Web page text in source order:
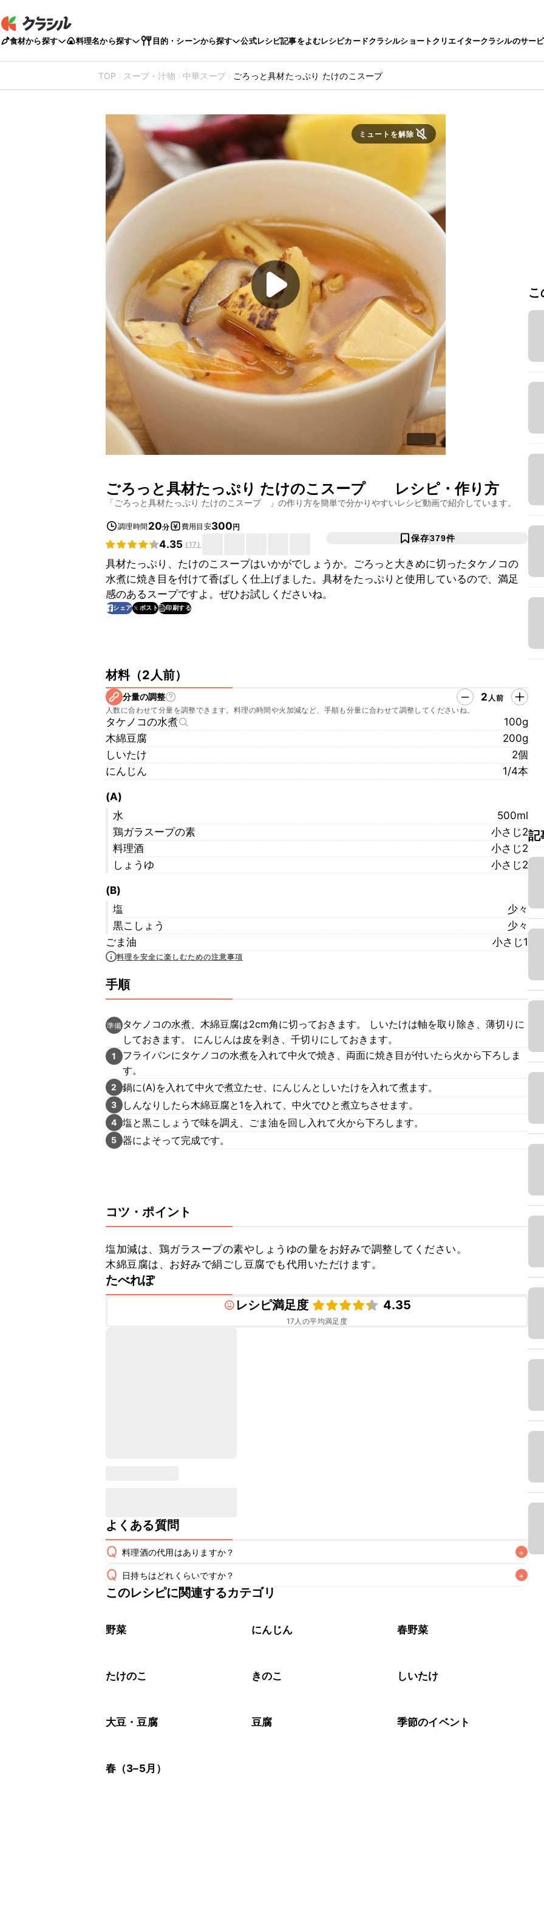
食材から探す 料理名から探す 目的・シーンから探す 公式レシピ記事をよむレシピカードクラシルショートクリエイタークラシルのサー
TOP スープ・汁物 中華スープ ごろっと具材たっぷり たけのこスープ
ミュートを解除
ごろっと具材たっぷり たけのこスープ レシピ・作り方
「ごろっと具材たっぷり たけのこスープ 」の作り方を簡単で分かりやすいレシピ動画で紹介しています。
調理時間 20分 費用目安300円
4.35 (17)
保存379件
具材たっぷり、たけのこスープはいかがでしょうか。ごろっと大きめに切ったタケノコの
水煮に焼き目を付けて香ばしく仕上げました。具材をたっぷりと使用しているので、満足
感のあるスープですよ。ぜひお試しくださいね。
シェア ポスト 印刷する
材料（2人前）
分量の調整 2 人前
人数に合わせて分量を調整できます。料理の時間や火加減など、手順も分量に合わせて調整してくださいね。
タケノコの水煮
100g
木綿豆腐
200g
しいたけ
2個
にんじん
1/4本
(A)
水
500ml
鶏ガラスープの素
小さじ2
料理酒
小さじ2
しょうゆ
小さじ2
(B)
塩
少々
黒こしょう
少々
ごま油
小さじ1
料理を安全に楽しむための注意事項
手順
準備 タケノコの水煮、木綿豆腐は2cm角に切っておきます。 しいたけは軸を取り除き、薄切りに
しておきます。 にんじんは皮を剥き、千切りにしておきます。
1
フライパンにタケノコの水煮を入れて中火で焼き、両面に焼き目が付いたら火から下ろしま
す。
2 鍋に(A)を入れて中火で煮立たせ、にんじんとしいたけを入れて煮ます。
3 しんなりしたら木綿豆腐と1を入れて、中火でひと煮立ちさせます。
4 塩と黒こしょうで味を調え、ごま油を回し入れて火から下ろします。
5 器によそって完成です。
コツ・ポイント
塩加減は、鶏ガラスープの素やしょうゆの量をお好みで調整してください。
木綿豆腐は、お好みで絹ごし豆腐でも代用いただけます。
たべれぽ
レシピ満足度
4.35
17 人の平均満足度
よくある質問
Q 料理酒の代用はありますか？ +
A
Q 日持ちはどれくらいですか？ +
保存期間は冷蔵で翌日中が目安です。なるべくお早めにお召し上がりください。
※日持ちは目安です。
このレシピに関連するカテゴリ
野菜 にんじん 春野菜
たけのこ きのこ しいたけ
大豆・豆腐 豆腐 季節のイベント
春（3–5月）
記